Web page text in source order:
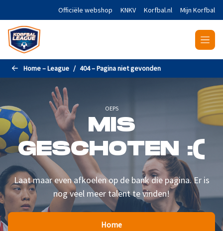
Naar de hoofdinhoud gaanOfficiële webshop KNKV Korfbal.nl Mijn Korfbal
Home – League 404 – Pagina niet gevonden
OEPS
MIS
GESCHOTEN :(
Laat maar even afkoelen op de bank die pagina. Er is
nog veel meer talent te vinden!
Home